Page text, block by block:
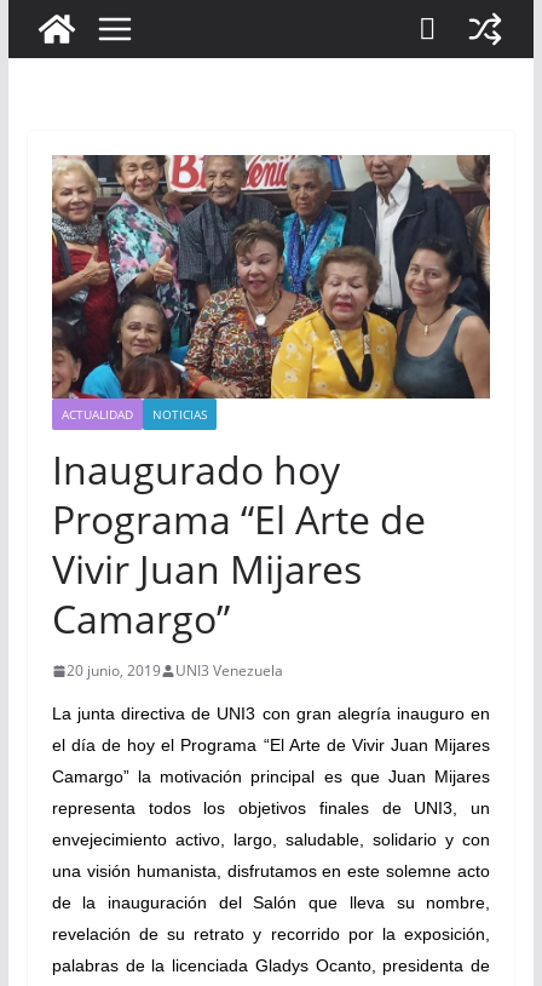
ACTUALIDAD NOTICIAS
Inaugurado hoy
Programa “El Arte de
Vivir Juan Mijares
Camargo”
20 junio, 2019 UNI3 Venezuela
La junta directiva de UNI3 con gran alegría inauguro en
el día de hoy el Programa “El Arte de Vivir Juan Mijares
Camargo” la motivación principal es que Juan Mijares
representa todos los objetivos finales de UNI3, un
envejecimiento activo, largo, saludable, solidario y con
una visión humanista, disfrutamos en este solemne acto
de la inauguración del Salón que lleva su nombre,
revelación de su retrato y recorrido por la exposición,
palabras de la licenciada Gladys Ocanto, presidenta de